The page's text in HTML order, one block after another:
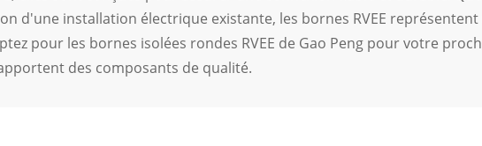
d'une installation électrique existante, les bornes RVEE
pour les bornes isolées rondes RVEE de Gao Peng pour votre
des composants de qualité.